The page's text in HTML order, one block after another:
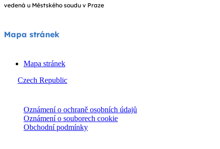
vedená u Městského soudu v Praze
Mapa stránek
Mapa stránek
Czech Republic
Oznámení o ochraně osobních údajů
Oznámení o souborech cookie
Obchodní podmínky